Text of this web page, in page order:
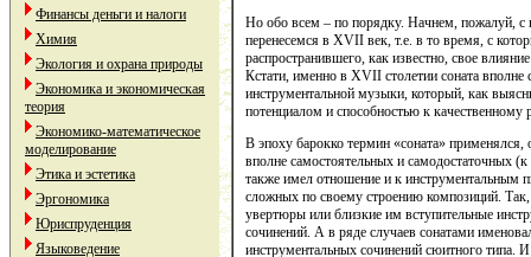
Финансы деньги и налоги
Химия
Экология и охрана природы
Экономика и экономическая
теория
Экономико-математическое
моделирование
Этика и эстетика
Эргономика
Юриспруденция
Языковедение
Но обо всем – по порядку. Начнем, пожалуй, с
перенесемся в XVII век, т.е. в то время, с
распространившего, как известно, свое
Кстати, именно в XVII столетии соната
инструментальной музыки, который, как
потенциалом и способностью к качественному
В эпоху барокко термин «соната» применялся,
вполне самостоятельных и самодостаточных
также имел отношение и к инструментальным
сложных по своему строению композиций.
увертюры или близкие им вступительные
сочинений. А в ряде случаев сонатами
инструментальных сочинений сюитного